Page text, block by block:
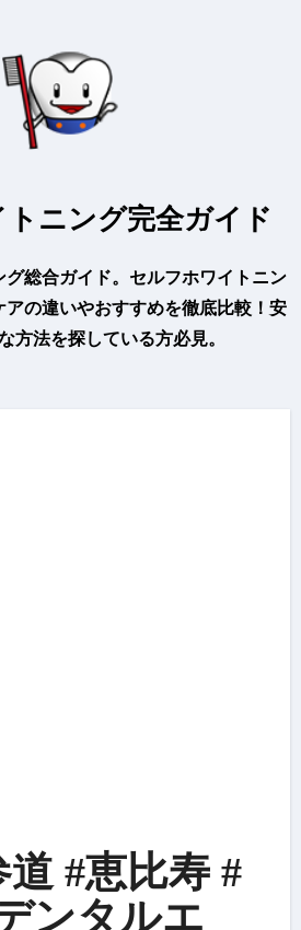
ニング完全ガイド
グ総合ガイド。セルフホワイトニン
アの違いやおすすめを徹底比較！安
方法を探している方必見。
道 #恵比寿 #
ンタルエ